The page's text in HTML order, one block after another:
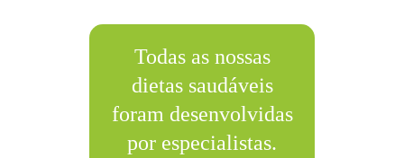
Todas as nossas
dietas saudáveis
foram desenvolvidas
por especialistas.